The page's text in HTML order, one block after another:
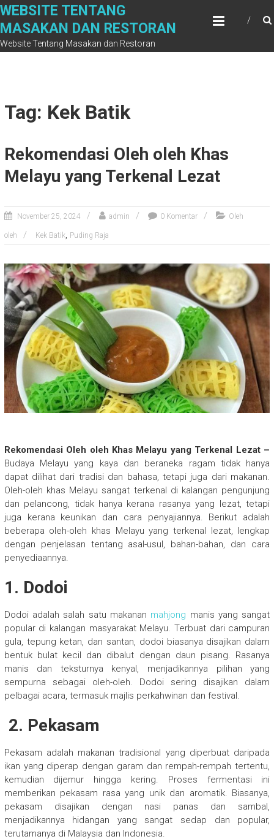
Skip
content
WEBSITE TENTANG
MASAKAN DAN RESTORAN
Website Tentang Masakan dan Restoran
Tag: Kek Batik
Rekomendasi Oleh oleh Khas
Melayu yang Terkenal Lezat
November 25, 2024 admin 0 Komentar Oleh
oleh Kek Batik, Puding Raja
Rekomendasi Oleh oleh Khas Melayu yang Terkenal Lezat –
Budaya Melayu yang kaya dan beraneka ragam tidak hanya
dapat dilihat dari tradisi dan bahasa, tetapi juga dari makanan.
Oleh-oleh khas Melayu sangat terkenal di kalangan pengunjung
dan pelancong, tidak hanya kerana rasanya yang lezat, tetapi
juga kerana keunikan dan cara penyajiannya. Berikut adalah
beberapa oleh-oleh khas Melayu yang terkenal lezat, lengkap
dengan penjelasan tentang asal-usul, bahan-bahan, dan cara
penyediaannya.
1. Dodoi
Dodoi adalah salah satu makanan mahjong manis yang sangat
popular di kalangan masyarakat Melayu. Terbuat dari campuran
gula, tepung ketan, dan santan, dodoi biasanya disajikan dalam
bentuk bulat kecil dan dibalut dengan daun pisang. Rasanya
manis dan teksturnya kenyal, menjadikannya pilihan yang
sempurna sebagai oleh-oleh. Dodoi sering disajikan dalam
pelbagai acara, termasuk majlis perkahwinan dan festival.
2. Pekasam
Pekasam adalah makanan tradisional yang diperbuat daripada
ikan yang diperap dengan garam dan rempah-rempah tertentu,
kemudian dijemur hingga kering. Proses fermentasi ini
memberikan pekasam rasa yang unik dan aromatik. Biasanya,
pekasam disajikan dengan nasi panas dan sambal,
menjadikannya hidangan yang sangat sedap dan popular,
terutamanya di Malaysia dan Indonesia.